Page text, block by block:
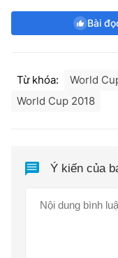
Bài
Từ khóa: World
World Cup 2018
Ý kiến của